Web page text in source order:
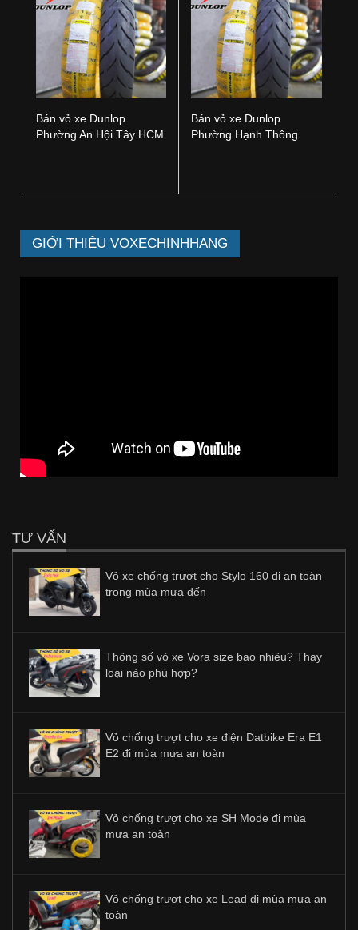
Bán vỏ xe Dunlop
Phường An Hội Tây HCM
Bán vỏ xe Dunlop
Phường Hạnh Thông
GIỚI THIỆU VOXECHINHHANG
TƯ VẤN
Vỏ xe chống trượt cho Stylo 160 đi an toàn
trong mùa mưa đến
Thông số vỏ xe Vora size bao nhiêu? Thay
loại nào phù hợp?
Vỏ chống trượt cho xe điện Datbike Era E1
E2 đi mùa mưa an toàn
Vỏ chống trượt cho xe SH Mode đi mùa
mưa an toàn
Vỏ chống trượt cho xe Lead đi mùa mưa an
toàn